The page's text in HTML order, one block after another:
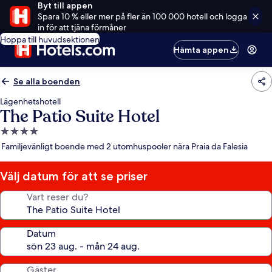
Byt till appen
Spara 10 % eller mer på fler än 100 000 hotell och logga
in för att tjäna förmåner
Hoppa till huvudsektionen
Hämta appen
Se alla boenden
Lägenhetshotell
The Patio Suite Hotel
4.0-
stjärnigt
Familjevänligt boende med 2 utomhuspooler nära Praia da Falesia
Välj datum för att se priser
Vart reser du?
Datum